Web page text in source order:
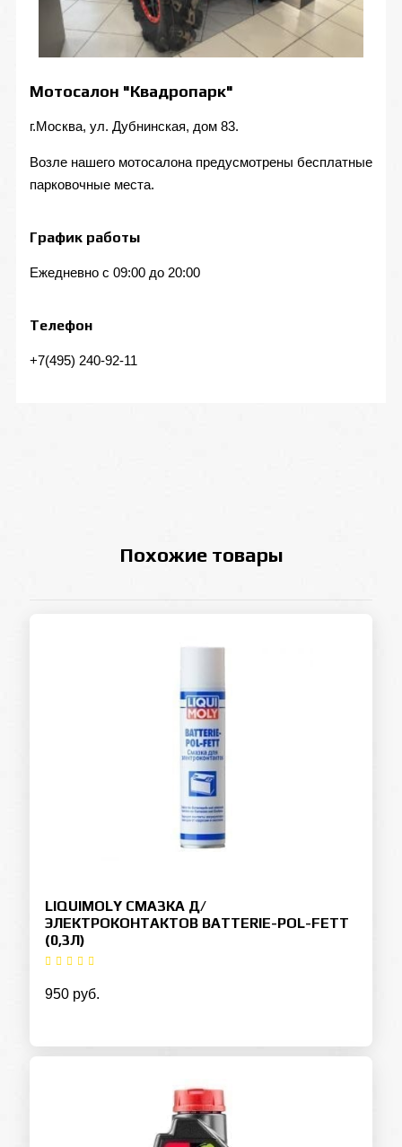
Мотосалон "Квадропарк"
г.Москва, ул. Дубнинская, дом 83.
Возле нашего мотосалона предусмотрены бесплатные
парковочные места.
График работы
Ежедневно с 09:00 до 20:00
Телефон
+7(495) 240-92-11
Похожие товары
LIQUIMOLY СМАЗКА Д/
ЭЛЕКТРОКОНТАКТОВ BATTERIE-POL-FETT
(0,3Л)
950 руб.